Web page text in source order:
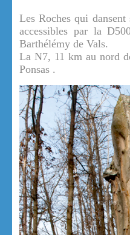
Les Roches qui
accessibles par la
Barthélémy de Vals.
La N7, 11 km au nord
Ponsas .